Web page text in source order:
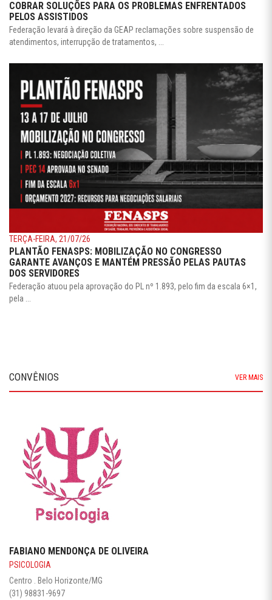
COBRAR SOLUÇÕES PARA OS PROBLEMAS ENFRENTADOS
PELOS ASSISTIDOS
Federação levará à direção da GEAP reclamações sobre suspensão de
atendimentos, interrupção de tratamentos, ...
TERÇA-FEIRA, 21/07/26
PLANTÃO FENASPS: MOBILIZAÇÃO NO CONGRESSO
GARANTE AVANÇOS E MANTÉM PRESSÃO PELAS PAUTAS
DOS SERVIDORES
Federação atuou pela aprovação do PL nº 1.893, pelo fim da escala 6×1,
pela ...
CONVÊNIOS VER MAIS
FABIANO MENDONÇA DE OLIVEIRA
PSICOLOGIA
Centro . Belo Horizonte/MG
(31) 98831-9697